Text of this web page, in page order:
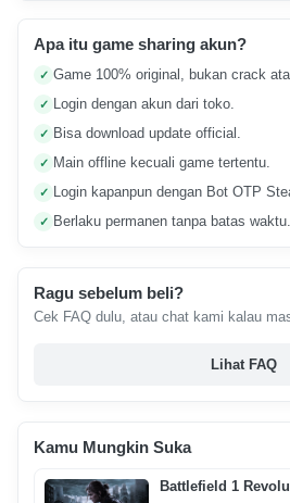
Apa itu game sharing akun?
✓ Game 100% original, bukan crack
✓ Login dengan akun dari toko.
✓ Bisa download update official.
✓ Main offline kecuali game tertentu.
✓ Login kapanpun dengan Bot OTP
✓ Berlaku permanen tanpa batas waktu.
Ragu sebelum beli?
Cek FAQ dulu, atau chat kami kalau
Lihat FAQ
Kamu Mungkin Suka
Battlefield 1